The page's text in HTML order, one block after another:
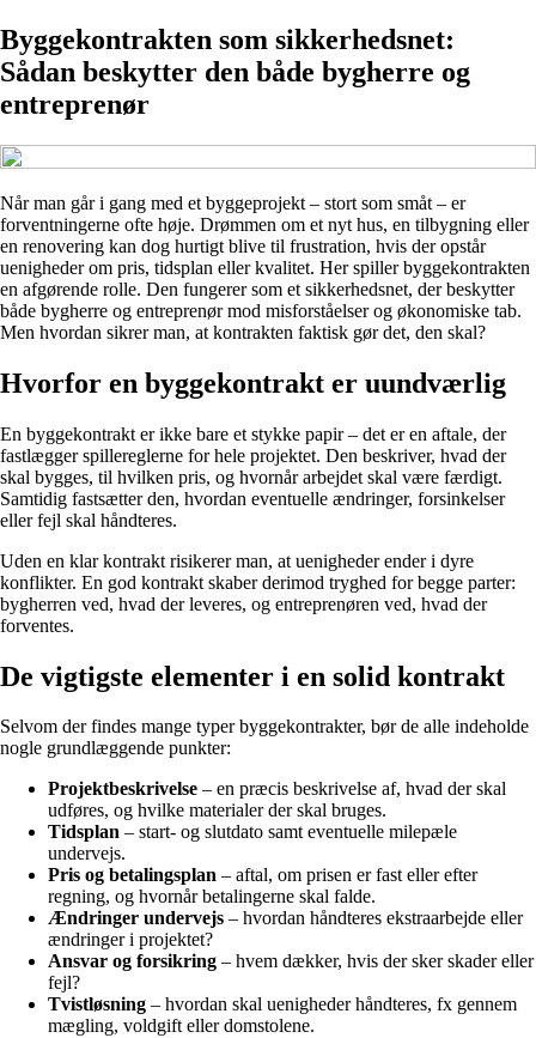
Byggekontrakten som sikkerhedsnet:
Sådan beskytter den både bygherre og
entreprenør
Når man går i gang med et byggeprojekt – stort som småt – er
forventningerne ofte høje. Drømmen om et nyt hus, en tilbygning eller
en renovering kan dog hurtigt blive til frustration, hvis der opstår
uenigheder om pris, tidsplan eller kvalitet. Her spiller byggekontrakten
en afgørende rolle. Den fungerer som et sikkerhedsnet, der beskytter
både bygherre og entreprenør mod misforståelser og økonomiske tab.
Men hvordan sikrer man, at kontrakten faktisk gør det, den skal?
Hvorfor en byggekontrakt er uundværlig
En byggekontrakt er ikke bare et stykke papir – det er en aftale, der
fastlægger spillereglerne for hele projektet. Den beskriver, hvad der
skal bygges, til hvilken pris, og hvornår arbejdet skal være færdigt.
Samtidig fastsætter den, hvordan eventuelle ændringer, forsinkelser
eller fejl skal håndteres.
Uden en klar kontrakt risikerer man, at uenigheder ender i dyre
konflikter. En god kontrakt skaber derimod tryghed for begge parter:
bygherren ved, hvad der leveres, og entreprenøren ved, hvad der
forventes.
De vigtigste elementer i en solid kontrakt
Selvom der findes mange typer byggekontrakter, bør de alle indeholde
nogle grundlæggende punkter:
Projektbeskrivelse – en præcis beskrivelse af, hvad der skal
udføres, og hvilke materialer der skal bruges.
Tidsplan – start- og slutdato samt eventuelle milepæle
undervejs.
Pris og betalingsplan – aftal, om prisen er fast eller efter
regning, og hvornår betalingerne skal falde.
Ændringer undervejs – hvordan håndteres ekstraarbejde eller
ændringer i projektet?
Ansvar og forsikring – hvem dækker, hvis der sker skader eller
fejl?
Tvistløsning – hvordan skal uenigheder håndteres, fx gennem
mægling, voldgift eller domstolene.